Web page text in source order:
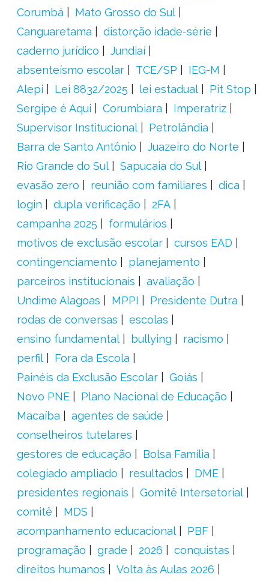
Corumbá
Mato Grosso do Sul
Canguaretama
distorção idade-série
caderno jurídico
Jundiaí
absenteísmo escolar
TCE/SP
IEG-M
Alepi
Lei 8832/2025 lei estadual
Pit Stop
Sergipe é Aqui
Corumbiara
Imperatriz
Supervisor Institucional
Petrolândia
Barra de Santo Antônio
Juazeiro do Norte
Rio Grande do Sul
Sapucaia do Sul
evasão zero
reunião com familiares
dica
login
dupla verificação
2FA
campanha 2025
formulários
motivos de exclusão escolar
cursos EAD
contingenciamento
planejamento
parceiros institucionais
avaliação
Undime Alagoas
MPPI
Presidente Dutra
rodas de conversas
escolas
ensino fundamental
bullying
racismo
perfil
Fora da Escola
Painéis da Exclusão Escolar
Goiás
Novo PNE
Plano Nacional de Educação
Macaíba
agentes de saúde
conselheiros tutelares
gestores de educação
Bolsa Família
colegiado ampliado
resultados
DME
presidentes regionais
Gomitê Intersetorial
comitê
MDS
acompanhamento educacional
PBF
programação
grade 2026
conquistas
direitos humanos
Volta às Aulas 2026